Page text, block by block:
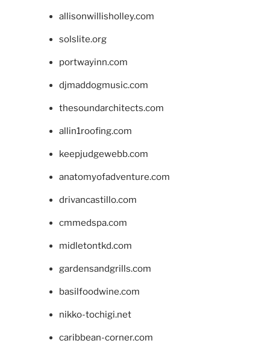
allisonwillisholley.com
solslite.org
portwayinn.com
djmaddogmusic.com
thesoundarchitects.com
allin1roofing.com
keepjudgewebb.com
anatomyofadventure.com
drivancastillo.com
cmmedspa.com
midletontkd.com
gardensandgrills.com
basilfoodwine.com
nikko-tochigi.net
caribbean-corner.com